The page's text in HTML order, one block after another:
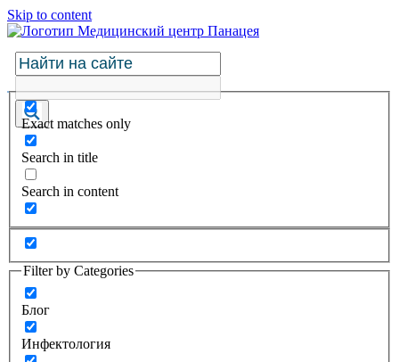
Skip to content
Exact matches only
Search in title
Search in content
Filter by Categories
Блог
Инфектология